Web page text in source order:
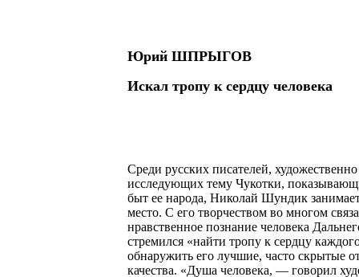
Юрий ШПРЫГОВ
Искал тропу к сердцу человека
Среди русских писателей, художественно
исследующих тему Чукотки,
быт ее народа, Николай Шундик
место. С его творчеством во многом
нравственное познание человека
стремился «найти тропу к сердцу
обнаружить его лучшие, часто скрытые
качества. «Душа человека, — говорил